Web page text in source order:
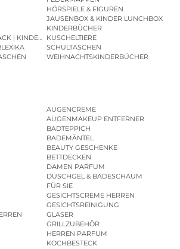
HÖRSPIELE & FIGUREN
JAUSENBOX & KINDER LUNCHBOX
KINDERBÜCHER
KINDERGARTENRUCKSACK | KINDERGARTENBEUTEL
KUSCHELTIERE
SCHULTASCHEN
WEIHNACHTSKINDERBÜCHER
AUGENCREME
AUGENMAKEUP ENTFERNER
BADTEPPICH
BADEMÄNTEL
BEAUTY GESCHENKE
BETTDECKEN
DAMEN PARFUM
DUSCHGEL & BADESCHAUM
FÜR SIE
GESICHTSCREME HERREN
GESICHTSREINIGUNG
GLÄSER
GRILLZUBEHÖR
HERREN PARFUM
KOCHBESTECK